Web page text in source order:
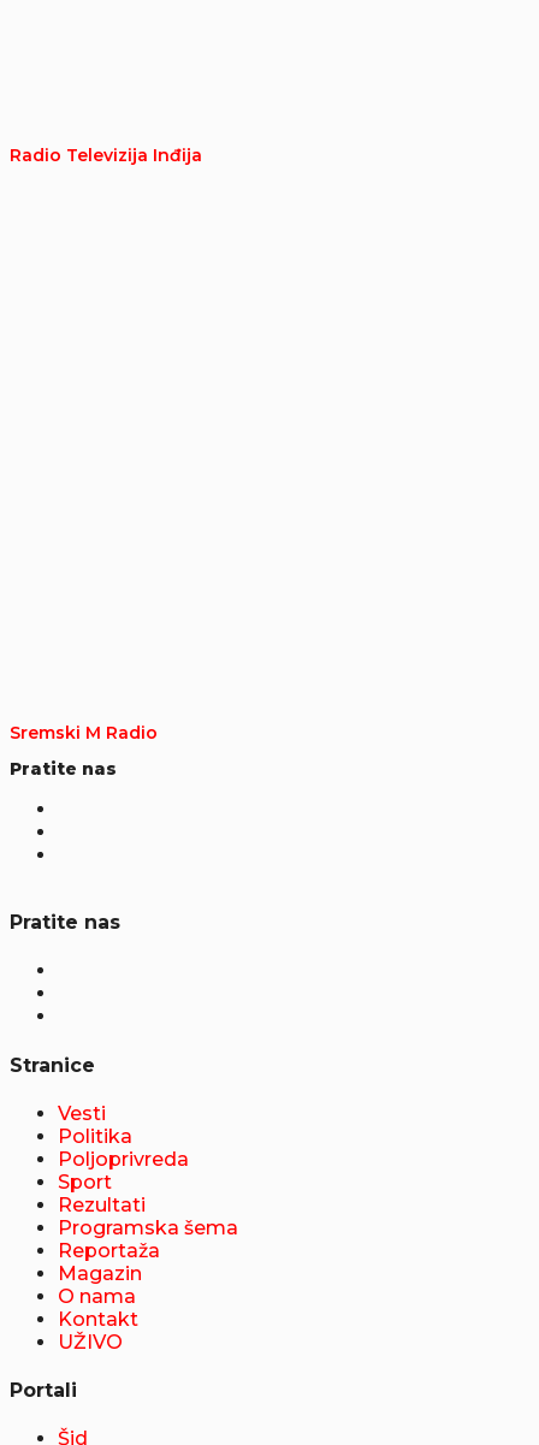
Radio Televizija Inđija
Sremski M Radio
Pratite nas
Pratite nas
Stranice
Vesti
Politika
Poljoprivreda
Sport
Rezultati
Programska šema
Reportaža
Magazin
O nama
Kontakt
UŽIVO
Portali
Šid